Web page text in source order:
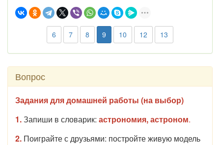
6 7 8 9 10 12 13
Вопрос
Задания для домашней работы (на выбор)
1.Запиши в словарик: астрономия, астроном.
2. Поиграйте с друзьями: постройте живую модель